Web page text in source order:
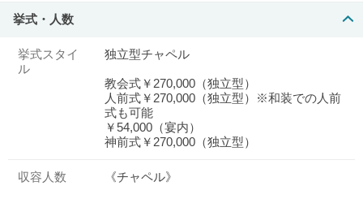
挙式・人数
挙式スタイ
ル
独立型チャペル
教会式￥270,000（独立型）
人前式￥270,000（独立型）※和装での人前
式も可能
￥54,000（宴内）
神前式￥270,000（独立型）
収容人数 《チャペル》